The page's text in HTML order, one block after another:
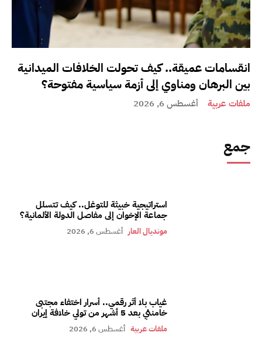
انقسامات عميقة.. كيف تحولت الخلافات الميدانية
بين البرهان ومناوي إلى أزمة سياسية مفتوحة؟
ملفات عربية أغسطس 6, 2026
جمع
استراتيجية خبيثة للتوغل.. كيف تتسلل
جماعة الإخوان إلى مفاصل الدولة الألمانية؟
مونديال العار أغسطس 6, 2026
غياب بلا أثر رقمي.. أسرار اختفاء مجتبى
خامنئي بعد 5 أشهر من تولي خلافة إيران
ملفات عربية أغسطس 6, 2026